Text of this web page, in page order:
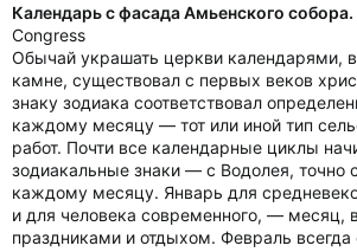
Календарь с фасада Амьенского собора.
Congress
Обычай украшать церкви календарями,
камне, существовал с первых веков
знаку зодиака соответствовал
каждому месяцу — тот или иной тип
работ. Почти все календарные циклы
зодиакальные знаки — с Водолея, точно
каждому месяцу. Январь для
и для человека современного, — месяц,
праздниками и отдыхом. Февраль всегда